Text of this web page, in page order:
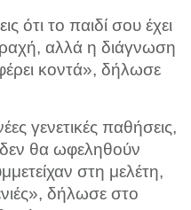
ότι το παιδί σου έχει
αλλά η διάγνωση
κοντά», δήλωσε
γενετικές παθήσεις,
δεν θα ωφεληθούν
στη μελέτη,
δήλωσε στο